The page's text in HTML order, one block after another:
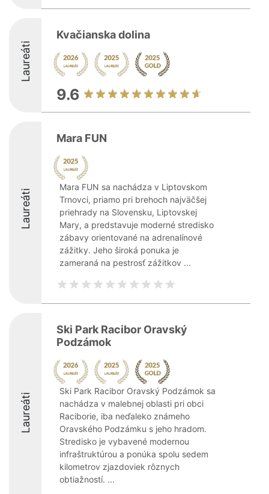
Laureáti
Kvačianska dolina
9.6
Laureáti
Mara FUN
Mara FUN sa nachádza v Liptovskom
Trnovci, priamo pri brehoch najväčšej
priehrady na Slovensku, Liptovskej
Mary, a predstavuje moderné stredisko
zábavy orientované na adrenalínové
zážitky. Jeho široká ponuka je
zameraná na pestrosť zážitkov ...
Laureáti
Ski Park Racibor Oravský
Podzámok
Ski Park Racibor Oravský Podzámok sa
nachádza v malebnej oblasti pri obci
Raciborie, iba neďaleko známeho
Oravského Podzámku s jeho hradom.
Stredisko je vybavené modernou
infraštruktúrou a ponúka spolu sedem
kilometrov zjazdoviek rôznych
obtiažností. ...